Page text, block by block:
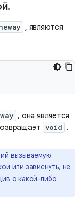
.
, являются
, она является
void .
вызываемую
или зависнуть, не
о какой-либо